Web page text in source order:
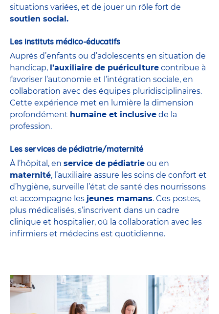
situations variées, et de jouer un rôle fort de
soutien social.
Les instituts médico-éducatifs
Auprès d’enfants ou d’adolescents en situation de
handicap, l’auxiliaire de puériculture contribue à
favoriser l’autonomie et l’intégration sociale, en
collaboration avec des équipes pluridisciplinaires.
Cette expérience met en lumière la dimension
profondément humaine et inclusive de la
profession.
Les services de pédiatrie/maternité
À l’hôpital, en service de pédiatrie ou en
maternité, l’auxiliaire assure les soins de confort et
d’hygiène, surveille l’état de santé des nourrissons
et accompagne les jeunes mamans. Ces postes,
plus médicalisés, s’inscrivent dans un cadre
clinique et hospitalier, où la collaboration avec les
infirmiers et médecins est quotidienne.